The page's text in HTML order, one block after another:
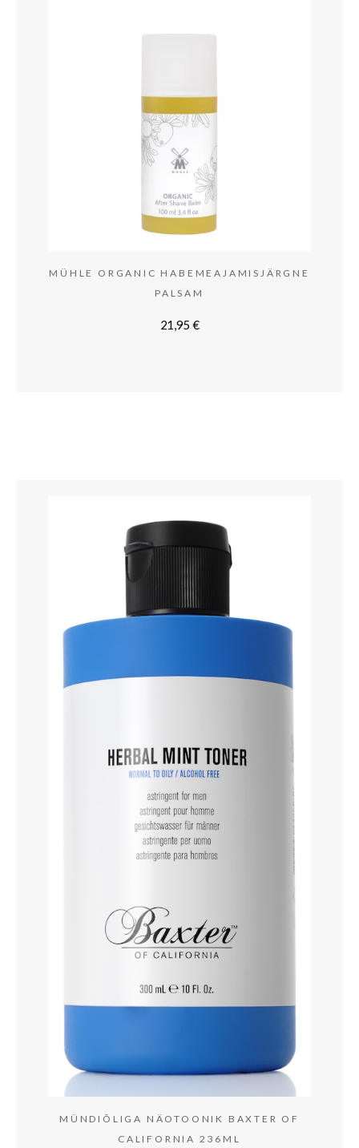
MÜHLE ORGANIC HABEMEAJAMISJÄRGNE
PALSAM
21,95 €
MÜNDIÕLIGA NÄOTOONIK BAXTER OF
CALIFORNIA 236ML